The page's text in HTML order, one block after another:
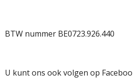
BTW nummer BE0723.926.440
U kunt ons ook volgen op